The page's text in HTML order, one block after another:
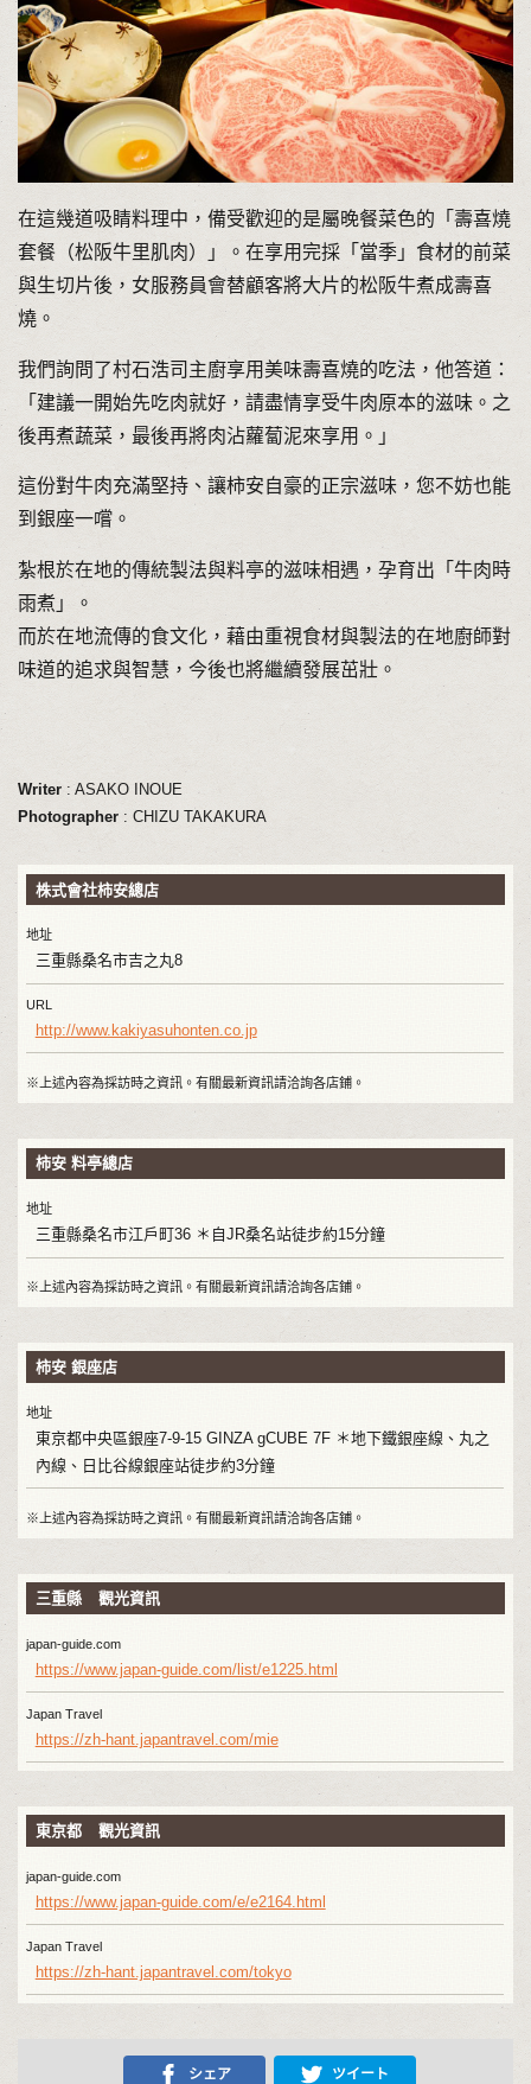
在這幾道吸睛料理中，備受歡迎的是屬晚餐菜色的「壽喜燒
套餐（松阪牛里肌肉）」。在享用完採「當季」食材的前菜
與生切片後，女服務員會替顧客將大片的松阪牛煮成壽喜
燒。
我們詢問了村石浩司主廚享用美味壽喜燒的吃法，他答道：
「建議一開始先吃肉就好，請盡情享受牛肉原本的滋味。之
後再煮蔬菜，最後再將肉沾蘿蔔泥來享用。」
這份對牛肉充滿堅持、讓柿安自豪的正宗滋味，您不妨也能
到銀座一嚐。
紮根於在地的傳統製法與料亭的滋味相遇，孕育出「牛肉時
雨煮」。
而於在地流傳的食文化，藉由重視食材與製法的在地廚師對
味道的追求與智慧，今後也將繼續發展茁壯。
Writer: ASAKO INOUE
Photographer: CHIZU TAKAKURA
株式會社柿安總店
地址
三重縣桑名市吉之丸8
URL
http://www.kakiyasuhonten.co.jp
※上述內容為採訪時之資訊。有關最新資訊請洽詢各店鋪。
柿安 料亭總店
地址
三重縣桑名市江戶町36 ＊自JR桑名站徒步約15分鐘
※上述內容為採訪時之資訊。有關最新資訊請洽詢各店鋪。
柿安 銀座店
地址
東京都中央區銀座7-9-15 GINZA gCUBE 7F ＊地下鐵銀座線、丸之
內線、日比谷線銀座站徒步約3分鐘
※上述內容為採訪時之資訊。有關最新資訊請洽詢各店鋪。
三重縣 觀光資訊
japan-guide.com
https://www.japan-guide.com/list/e1225.html
Japan Travel
https://zh-hant.japantravel.com/mie
東京都 觀光資訊
japan-guide.com
https://www.japan-guide.com/e/e2164.html
Japan Travel
https://zh-hant.japantravel.com/tokyo
シェア ツイート